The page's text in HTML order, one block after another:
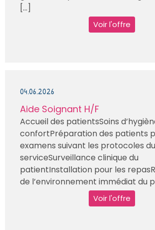
[...]
Voir l'offre
04.06.2026
Aide Soignant H/F
Accueil des patientsSoins
confortPréparation des patients
examens suivant les protocoles du
serviceSurveillance clinique du
patientInstallation pour les
de l’environnement immédiat du
Voir l'offre